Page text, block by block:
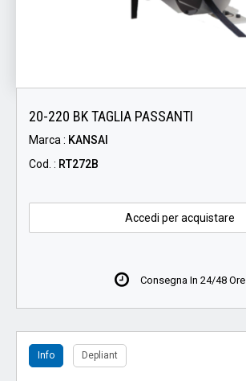
20-220 BK TAGLIA PASSANTI
Marca : KANSAI
Cod. : RT272B
Accedi per acquistare
Consegna In 24/48 Ore
Info Depliant